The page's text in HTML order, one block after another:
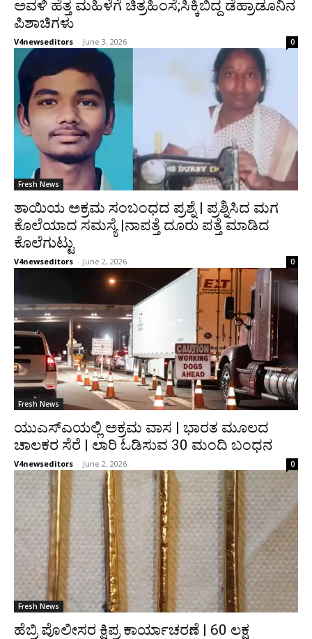
ಅವಳಿ ಹೆತ್ತ ಮಹಿಳೆಗೆ ಚಿತ್ರಹಿಂಸೆ;ಸಿಕ್ಕಿಬಿದ್ದ ಡೆಹ್ರಾಡೂನಿನ
ಪಿಶಾಚಿಗಳು
V4newseditors - June 3, 2026 0
Fresh News
ತಾಯಿಯ ಅಕ್ರಮ ಸಂಬಂಧದ ಪ್ರಶ್ನೆ | ಪ್ರಶ್ನಿಸಿದ ಮಗ
ಕೊಲೆಯಾದ ಸಮಸ್ಯೆ |ನಾಪತ್ತೆ ದೂರು ಪತ್ತೆ ಮಾಡಿದ
ಕೊಲೆಗುಟ್ಟು
V4newseditors - June 2, 2026 0
Fresh News
ಯುಎಸ್‌ಎಯಲ್ಲಿ ಅಕ್ರಮ ವಾಸ | ಭಾರತ ಮೂಲದ
ಚಾಲಕರ ಸೆರೆ | ಲಾರಿ ಓಡಿಸುವ 30 ಮಂದಿ ಬಂಧನ
V4newseditors - June 2, 2026 0
Fresh News
ಹೆಬ್ರಿ ಪೊಲೀಸರ ಕ್ಷಿಪ್ರ ಕಾರ್ಯಾಚರಣೆ | 60 ಲಕ್ಷ